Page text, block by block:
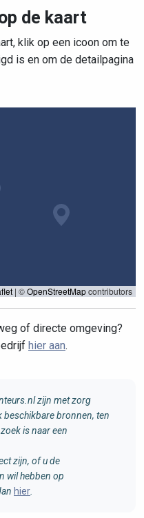
de kaart
klik op een icoon om te
is en om de detailpagina
| ©OpenStreetMapcontributors
of directe omgeving?
hier aan.
zijn met zorg
beschikbare bronnen, ten
is naar een
zijn, of u de
wil hebben op
hier